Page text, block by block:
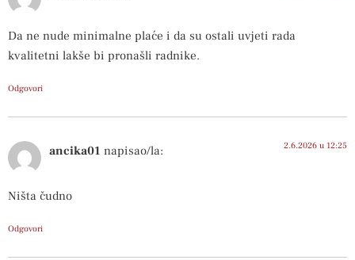
Da ne nude minimalne plaće i da su ostali uvjeti rada
kvalitetni lakše bi pronašli radnike.
Odgovori
ancika01 napisao/la: 2.6.2026 u 12:25
Ništa čudno
Odgovori